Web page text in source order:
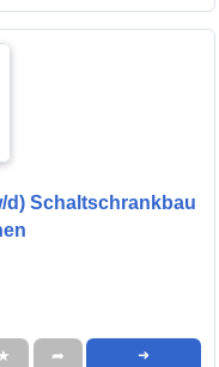
d) Schaltschrankbau
➦ ➜